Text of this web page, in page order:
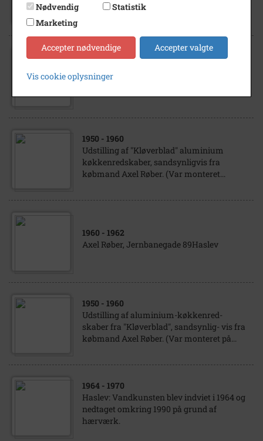
1930- 1950
Otto Hansens karetmagerværksted i
1950 - 1960
Udstilling af "Kløverblad" aluminium
køkkenredskaber, sandsynligvis fra
købmand Axel Røber. (Var monteret...
1960 - 1962
Axel Røber, Jernbanegade 89Haslev
1950 - 1960
Udstilling af aluminium-køkkenred-
skaber fra "Kløverblad", sandsynlig- vis fra
købmand Axel Røber. (Var monteret på...
1964 - 1970
Haslev: Vandkunsten blev indviet i 1964 og
nedtaget omkring 1990 på grund af
hærværk.
Nødvendig
Statistik
Marketing
Accepter nødvendige Accepter valgte
Vis cookie oplysninger